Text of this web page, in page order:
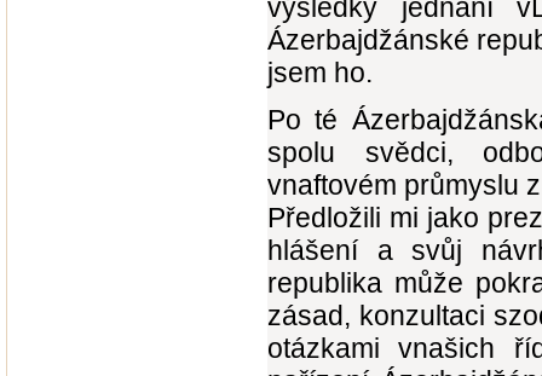
výsledky jednání
Ázerbajdžánské
jsem ho.
Po té
spolu svědci,
vnaftovém průmyslu
Předložili mi jako
hlášení a svůj
republika může
zásad, konzultaci
otázkami vnašich